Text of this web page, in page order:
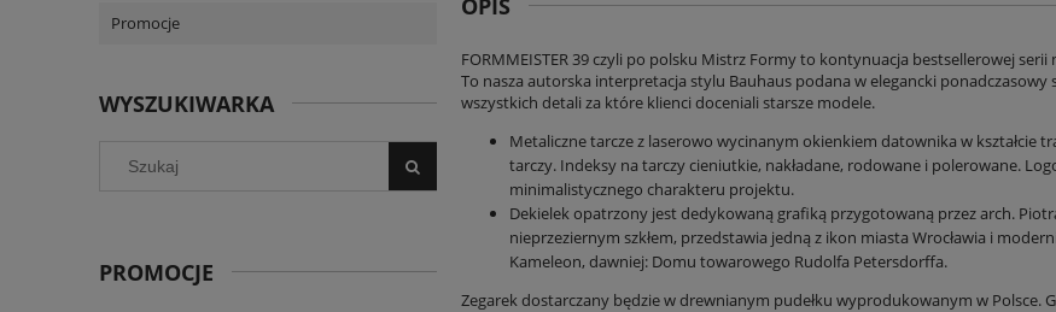
Promocje
WYSZUKIWARKA
PROMOCJE
OPIS
FORMMEISTER 39 czyli po polsku Mistrz Formy to kontynuacja bestsellerowej
To nasza autorska interpretacja stylu Bauhaus podana w elegancki
wszystkich detali za które klienci doceniali starsze modele.
Metaliczne tarcze z laserowo wycinanym okienkiem datownika w
tarczy. Indeksy na tarczy cieniutkie, nakładane, rodowane i polerowane.
minimalistycznego charakteru projektu.
Dekielek opatrzony jest dedykowaną grafiką przygotowaną przez arch.
nieprzeziernym szkłem, przedstawia jedną z ikon miasta Wrocławia i
Kameleon, dawniej: Domu towarowego Rudolfa Petersdorffa.
Zegarek dostarczany będzie w drewnianym pudełku wyprodukowanym w Polsce.